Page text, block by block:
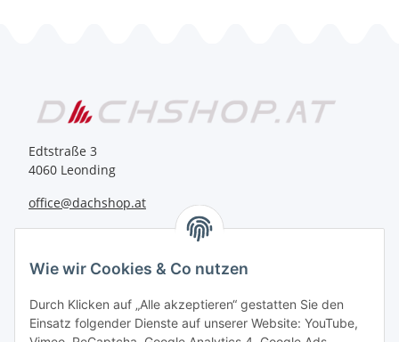
Edtstraße 3
4060 Leonding
office@dachshop.at
Wie wir Cookies & Co nutzen
Durch Klicken auf „Alle akzeptieren“ gestatten Sie den
Einsatz folgender Dienste auf unserer Website: YouTube,